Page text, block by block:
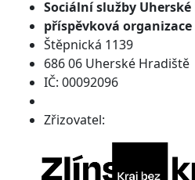
Sociální služby
příspěvková organizace
Štěpnická 1139
686 06 Uherské Hradiště
IČ: 00092096
Zřizovatel: